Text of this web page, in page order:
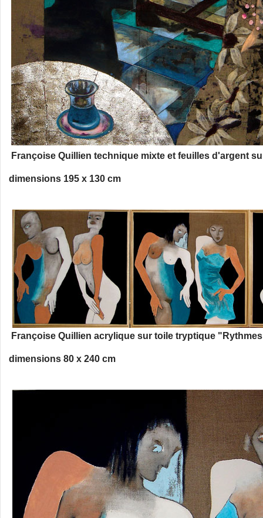
Françoise Quillien technique mixte et feuilles d'argent
dimensions 195 x 130 cm
Françoise Quillien acrylique sur toile tryptique
dimensions 80 x 240 cm